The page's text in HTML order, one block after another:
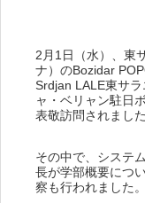
2月1日（水）、東
ナ）のBozidar
Srdjan LALE東サ
ャ・ベリャン駐日
表敬訪問されました
その中で、システ
長が学部概要につ
察も行われました。